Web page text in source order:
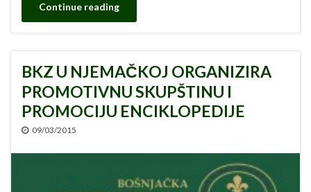
Continue reading
BKZ U NJEMAČKOJ ORGANIZIRA
PROMOTIVNU SKUPŠTINU I
PROMOCIJU ENCIKLOPEDIJE
09/03/2015